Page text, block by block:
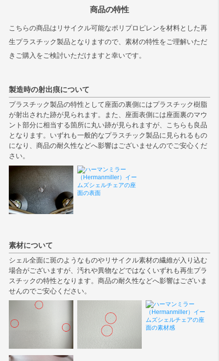
商品の特性
こちらの商品はリサイクル可能なポリプロピレンを材料とした再
生プラスチック製品となりますので、素材の特性をご理解いただ
きご購入をご検討いただけますと幸いです。
製造時の射出痕について
プラスチック製品の特性として座面の裏側にはプラスチック樹脂
が射出された跡が見られます。また、座面表側には座面裏のマウ
ント部分に相当する箇所に丸い跡が見られますが、こちらも良品
となります。いずれも一般的なプラスチック製品に見られるもの
になり、商品の耐久性などへ影響はございませんのでご安心くだ
さい。
素材について
シェル全面に斑のようなものやリサイクル素材の繊維が入り込む
場合がございますが、汚れや異物などではなくいずれも再生プラ
スチックの特性となります。商品の耐久性などへ影響はございま
せんのでご安心ください。